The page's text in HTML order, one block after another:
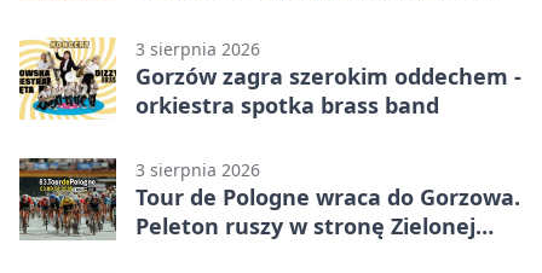
3 sierpnia 2026
Gorzów zagra szerokim oddechem -
orkiestra spotka brass band
3 sierpnia 2026
Tour de Pologne wraca do Gorzowa.
Peleton ruszy w stronę Zielonej